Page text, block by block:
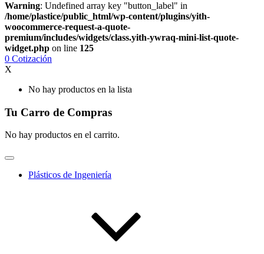
Warning: Undefined array key "button_label" in
/home/plastice/public_html/wp-content/plugins/yith-
woocommerce-request-a-quote-
premium/includes/widgets/class.yith-ywraq-mini-list-quote-
widget.php on line 125
0 Cotización
X
No hay productos en la lista
Tu Carro de Compras
No hay productos en el carrito.
Plásticos de Ingeniería